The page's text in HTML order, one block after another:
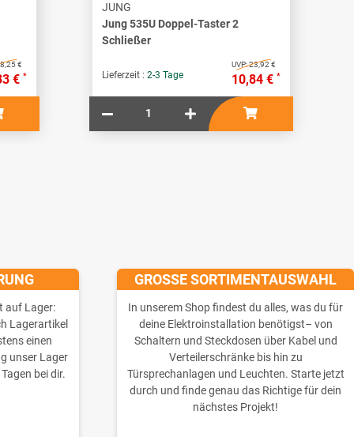
€
€ *
JUNG
Jung 535U Doppel-Taster 2
Schließer
Lieferzeit : 2-3 Tage
UVP:23,92 €
10,84 € *
auf Lager:
Lagerartikel
einen
unser Lager
bei dir.
GROSSE SORTIMENTAUSWAHL
In unserem Shop findest du alles, was du für
deine Elektroinstallation benötigst– von
Schaltern und Steckdosen über Kabel und
Verteilerschränke bis hin zu
Türsprechanlagen und Leuchten. Starte jetzt
durch und finde genau das Richtige für dein
nächstes Projekt!